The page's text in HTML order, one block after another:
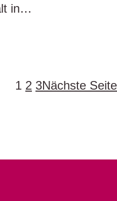
in…
1 2 3Nächste Seite